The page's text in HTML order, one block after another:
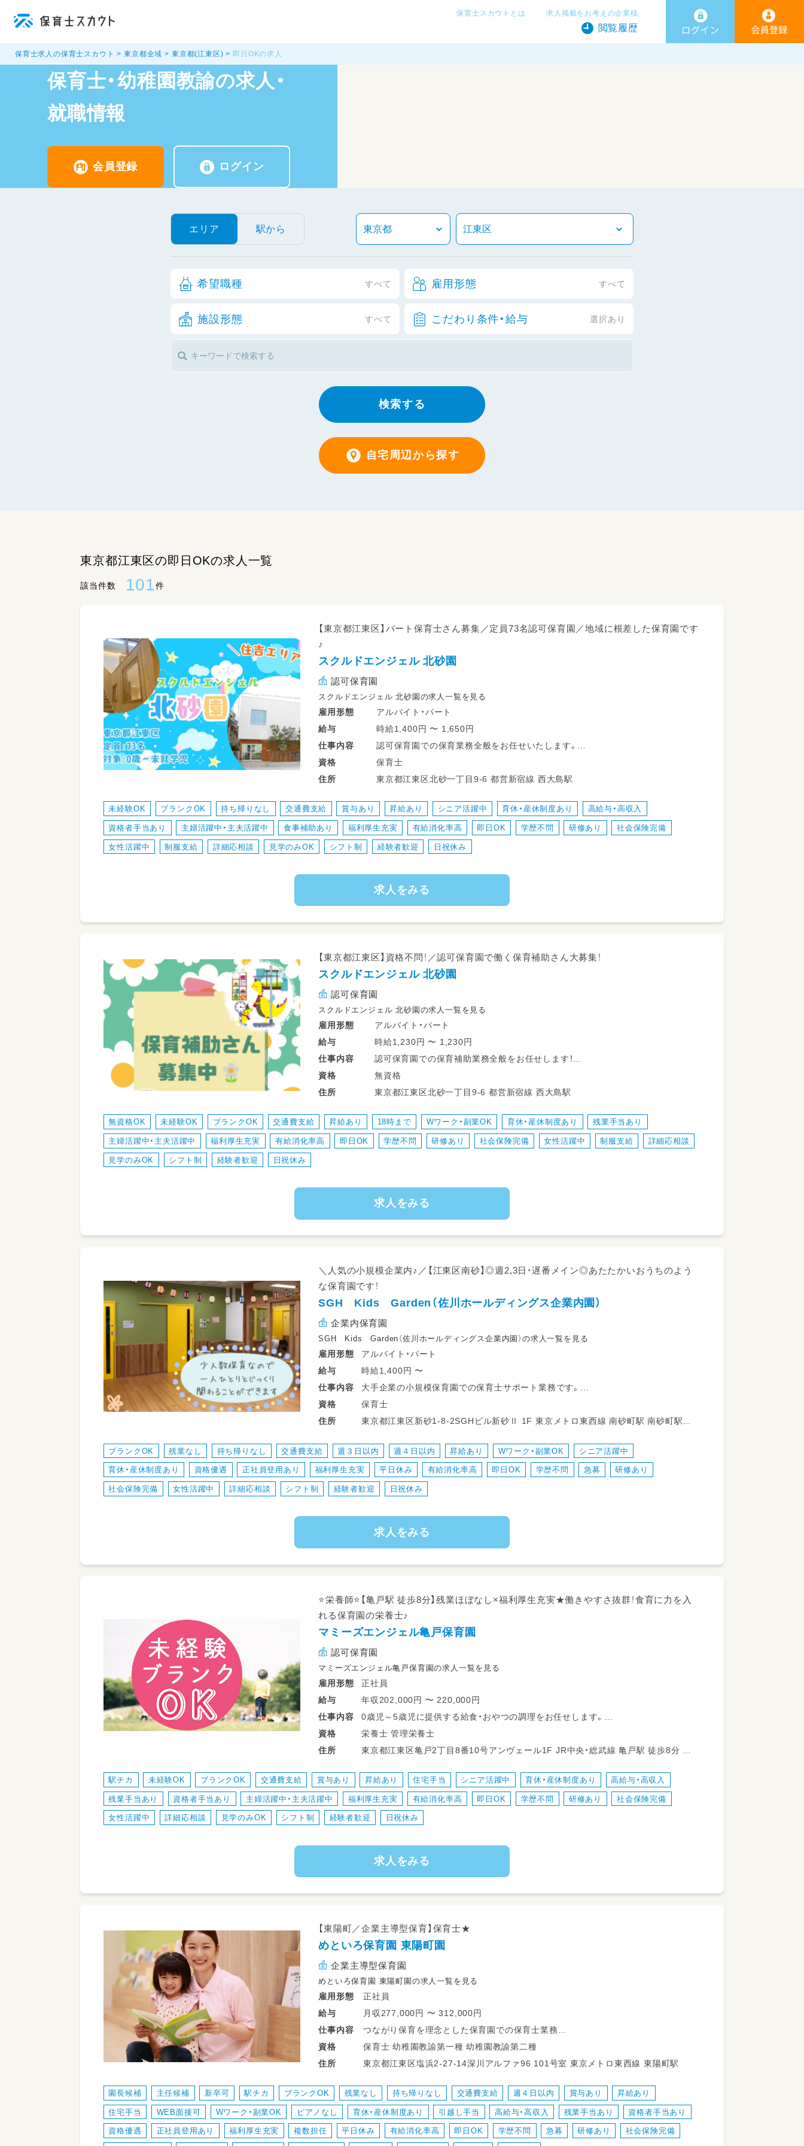
保育士スカウトとは 求人掲載をお考えの企業様
閲覧履歴
保育士求人の保育士スカウト 東京都全域 東京都(江東区) 即日OKの求人
保育士・幼稚園教諭の求人・
就職情報
会員登録 ログイン
エリア 駅から
希望職種 すべて 雇用形態 すべて
施設形態 すべて こだわり条件・給与 選択あり
検索する
自宅周辺から探す
東京都江東区の即日OKの求人一覧
該当件数 101件
【東京都江東区】パート保育士さん募集／定員73名認可保育園／地域に根差した保育園です
♪
スクルドエンジェル 北砂園
認可保育園
スクルドエンジェル 北砂園の求人一覧を見る
雇用形態
アルバイト・パート
給与
時給1,400円 〜 1,650円
仕事内容
認可保育園での保育業務全般をお任せいたします。
定員73名の中規模園ですが、小規模園と同じように
温かみのある一人ひとりに寄り添う保育を進めています。
★実際に働く職員の声をご紹介★
・園内研修やキャリアアップ支援をしてもらえる！
・きれいな園舎で働ける（吹き抜け）！
・給食がおいしい！！
変更範囲：会社の定める業務
資格
保育士
住所
東京都江東区北砂一丁目9-6 都営新宿線 西大島駅
未経験OK ブランクOK 持ち帰りなし 交通費支給 賞与あり 昇給あり シニア活躍中 育休・産休制度あり 高給与・高収入
資格者手当あり 主婦活躍中・主夫活躍中 食事補助あり 福利厚生充実 有給消化率高 即日OK 学歴不問 研修あり 社会保険完備
女性活躍中 制服支給 詳細応相談 見学のみOK シフト制 経験者歓迎 日祝休み
求人をみる
【東京都江東区】資格不問！／認可保育園で働く保育補助さん大募集！
スクルドエンジェル 北砂園
認可保育園
スクルドエンジェル 北砂園の求人一覧を見る
雇用形態
アルバイト・パート
給与
時給1,230円 〜 1,230円
仕事内容
認可保育園での保育補助業務全般をお任せします！
保育園でお預かりする子どもの安心安全を守るお仕事です。
・子どもたちの見守り
・掃除や雑務
・支援が必要なお子さまの保育業務 等
資格
無資格
住所
東京都江東区北砂一丁目9-6 都営新宿線 西大島駅
無資格OK 未経験OK ブランクOK 交通費支給 昇給あり 18時まで Wワーク・副業OK 育休・産休制度あり 残業手当あり
主婦活躍中・主夫活躍中 福利厚生充実 有給消化率高 即日OK 学歴不問 研修あり 社会保険完備 女性活躍中 制服支給 詳細応相談
見学のみOK シフト制 経験者歓迎 日祝休み
求人をみる
＼人気の小規模企業内♪／【江東区南砂】◎週2,3日・遅番メイン◎あたたかいおうちのよう
な保育園です！
SGH Kids Garden（佐川ホールディングス企業内園）
企業内保育園
SGH Kids Garden（佐川ホールディングス企業内園）の求人一覧を見る
雇用形態
アルバイト・パート
給与
時給1,400円 〜
仕事内容
大手企業の小規模保育園での保育士サポート業務です。
子どもたちの着替えや食事のお手伝い、園内の清掃などをお願いします。
小規模でゆったりしたおうちのような環境で、
資格
保育士
住所
東京都江東区新砂1-8-2SGHビル新砂Ⅱ 1F 東京メトロ東西線 南砂町駅 南砂町駅出
ブランクOK 残業なし 持ち帰りなし 交通費支給 週３日以内 週４日以内 昇給あり Wワーク・副業OK シニア活躍中
育休・産休制度あり 資格優遇 正社員登用あり 福利厚生充実 平日休み 有給消化率高 即日OK 学歴不問 急募 研修あり
社会保険完備 女性活躍中 詳細応相談 シフト制 経験者歓迎 日祝休み
求人をみる
⭐栄養師⭐【亀戸駅 徒歩8分】残業ほぼなし×福利厚生充実★働きやすさ抜群！食育に力を入
れる保育園の栄養士♪
マミーズエンジェル亀戸保育園
認可保育園
マミーズエンジェル亀戸保育園の求人一覧を見る
雇用形態
正社員
給与
年収202,000円 〜 220,000円
仕事内容
0歳児～5歳児に提供する給食・おやつの調理をお任せします。
・献立作成
・給食・おやつの調理
・食育活動
・発注・在庫管理
資格
栄養士 管理栄養士
住所
東京都江東区亀戸2丁目8番10号アンヴェール1F JR中央・総武線 亀戸駅 徒歩8分 東
駅チカ 未経験OK ブランクOK 交通費支給 賞与あり 昇給あり 住宅手当 シニア活躍中 育休・産休制度あり 高給与・高収入
残業手当あり 資格者手当あり 主婦活躍中・主夫活躍中 福利厚生充実 有給消化率高 即日OK 学歴不問 研修あり 社会保険完備
女性活躍中 詳細応相談 見学のみOK シフト制 経験者歓迎 日祝休み
求人をみる
【東陽町／企業主導型保育】保育士★
めといろ保育園 東陽町園
企業主導型保育園
めといろ保育園 東陽町園の求人一覧を見る
雇用形態
正社員
給与
月収277,000円 〜 312,000円
仕事内容
つながり保育を理念とした保育園での保育士業務
・子どもたちの見守り
・絵本の読み聞かせ、体験づくり
・遊びのサポート
・お散歩の付き添い
・お昼寝チェック
・ご飯やおやつのサポート
資格
保育士 幼稚園教諭第一種 幼稚園教諭第二種
住所
東京都江東区塩浜2-27-14深川アルファ96 101号室 東京メトロ東西線 東陽町駅
園長候補 主任候補 新卒可 駅チカ ブランクOK 残業なし 持ち帰りなし 交通費支給 週４日以内 賞与あり 昇給あり
住宅手当 WEB面接可 Wワーク・副業OK ピアノなし 育休・産休制度あり 引越し手当 高給与・高収入 残業手当あり 資格者手当あり
資格優遇 正社員登用あり 福利厚生充実 複数担任 平日休み 有給消化率高 即日OK 学歴不問 急募 研修あり 社会保険完備